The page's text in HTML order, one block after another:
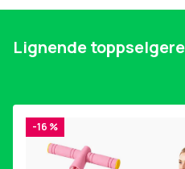
Lignende toppselgere
-16 %